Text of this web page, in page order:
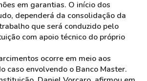
em garantias. O início dos
dependerá da consolidação da
que será conduzido pelo
com apoio técnico do próprio
ocorre em meio aos
caso envolvendo o Banco Master.